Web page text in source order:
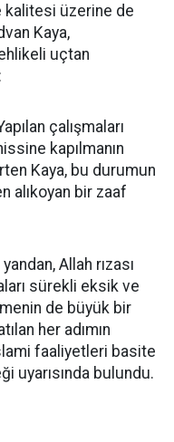
üzerine de
Kaya,
uçtan
çalışmaları
kapılmanın
Kaya, bu durumun
alıkoyan bir zaaf
Allah rızası
sürekli eksik ve
de büyük bir
her adımın
faaliyetleri basite
uyarısında bulundu.